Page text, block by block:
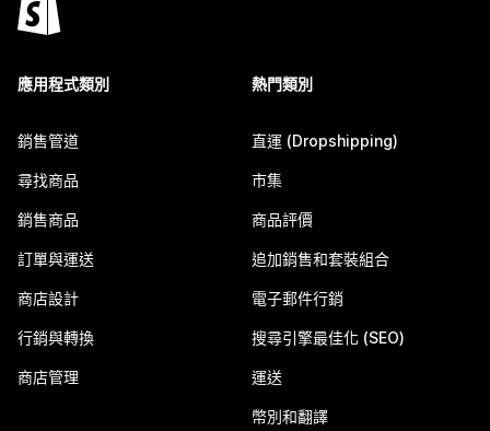
應用程式類別
銷售管道
尋找商品
銷售商品
訂單與運送
商店設計
行銷與轉換
商店管理
熱門類別
直運 (Dropshipping)
市集
商品評價
追加銷售和套裝組合
電子郵件行銷
搜尋引擎最佳化 (SEO)
運送
幣別和翻譯